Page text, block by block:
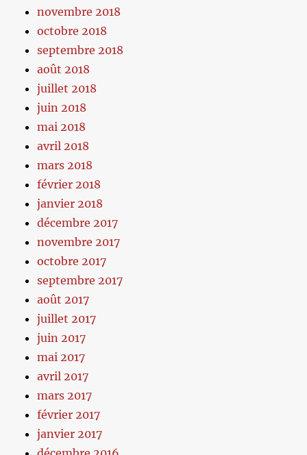
novembre 2018
octobre 2018
septembre 2018
août 2018
juillet 2018
juin 2018
mai 2018
avril 2018
mars 2018
février 2018
janvier 2018
décembre 2017
novembre 2017
octobre 2017
septembre 2017
août 2017
juillet 2017
juin 2017
mai 2017
avril 2017
mars 2017
février 2017
janvier 2017